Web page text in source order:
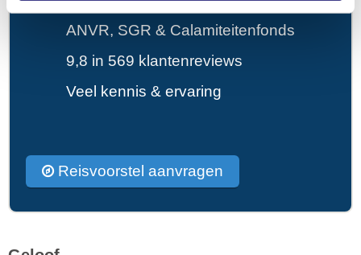
ANVR, SGR & Calamiteitenfonds
9,8 in 569 klantenreviews
Veel kennis & ervaring
Reisvoorstel aanvragen